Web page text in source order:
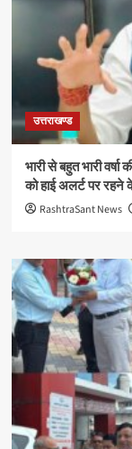
उत्तराखण्ड
भारी से बहुत भारी
को हाई अलर्ट पर रहने
RashtraSant News